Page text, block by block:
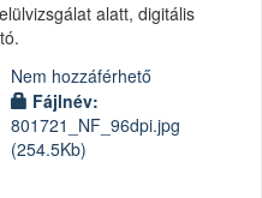
alatt, digitális
Nem hozzáférhető
Fájlnév:
801721_NF_96dpi.jpg
(254.5Kb)